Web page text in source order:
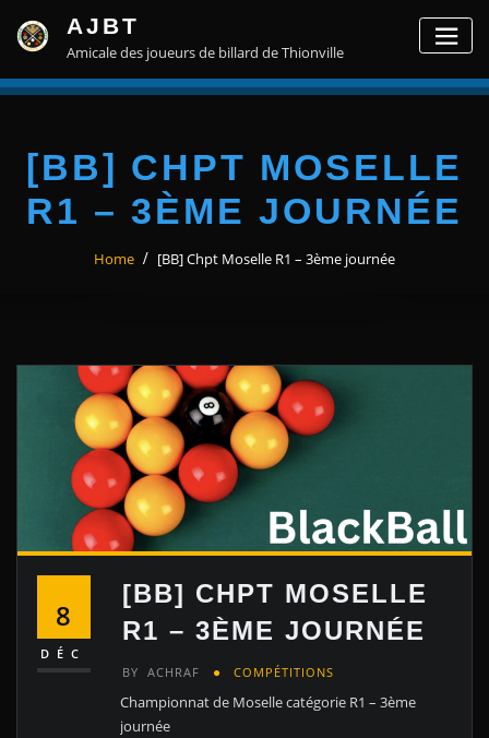
content
AJBT
Amicale des joueurs de billard de Thionville
[BB] CHPT MOSELLE
R1 – 3ÈME JOURNÉE
Home [BB] Chpt Moselle R1 – 3ème journée
8
DÉC
[BB] CHPT MOSELLE
R1 – 3ÈME JOURNÉE
BY ACHRAF COMPÉTITIONS
Championnat de Moselle catégorie R1 – 3ème
journée